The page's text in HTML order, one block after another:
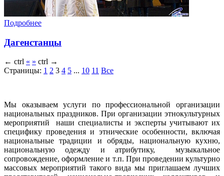
Подробнее
Дагенстанцы
← ctrl « » ctrl →
Страницы: 1 2 3 4 5 ... 10 11 Все
Мы оказываем услуги по профессиональной организации
национальных праздников. При организации этнокультурных
мероприятий наши специалисты и эксперты учитывают их
специфику проведения и этнические особенности, включая
национальные традиции и обряды, национальную кухню,
национальную одежду и атрибутику, музыкальное
сопровождение, оформление и т.п. При проведении культурно
массовых мероприятий такого вида мы приглашаем лучших